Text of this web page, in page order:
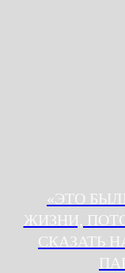
«ЭТО
ЖИЗНИ,
СКАЗАТЬ